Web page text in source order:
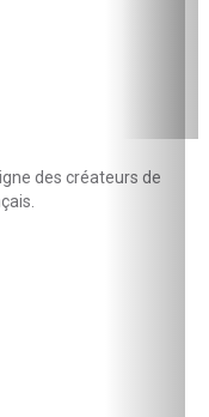
des créateurs de